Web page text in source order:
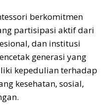
berkomitmen
partisipasi aktif dari
dan institusi
generasi yang
kepedulian terhadap
kesehatan, sosial,